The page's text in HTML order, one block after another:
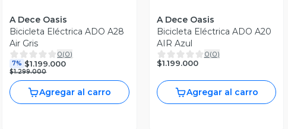
A Dece Oasis
Bicicleta Eléctrica ADO A28
Air Gris
0(0)
7% $1.199.000
$1.299.000
Agregar al carro
A Dece Oasis
Bicicleta Eléctrica ADO A20
AIR Azul
0(0)
$1.199.000
Agregar al carro